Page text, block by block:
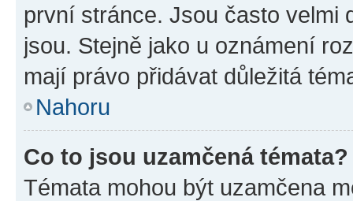
první stránce. Jsou často velmi
jsou. Stejně jako u oznámení
mají právo přidávat důležitá
Nahoru
Co to jsou uzamčená témata?
Témata mohou být uzamčena